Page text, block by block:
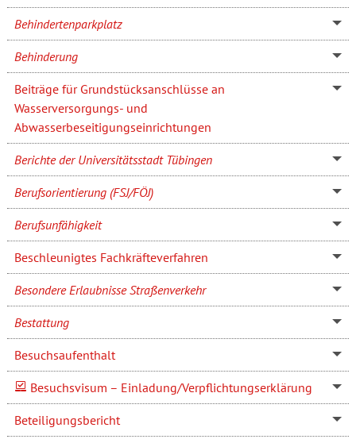
Behindertenparkplatz
Behinderung
Beiträge für Grundstücksanschlüsse an
Wasserversorgungs- und
Abwasserbeseitigungseinrichtungen
Berichte der Universitätsstadt Tübingen
Berufsorientierung (FSJ/FÖJ)
Berufsunfähigkeit
Beschleunigtes Fachkräfteverfahren
Besondere Erlaubnisse Straßenverkehr
Bestattung
Besuchsaufenthalt
Besuchsvisum – Einladung/Verpflichtungserklärung
Beteiligungsbericht